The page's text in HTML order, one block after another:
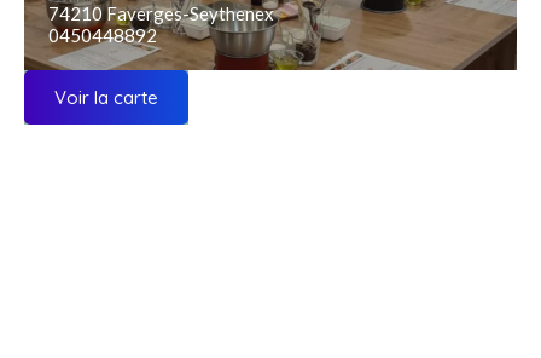
74210 Faverges-Seythenex
0450448892
Voir la carte